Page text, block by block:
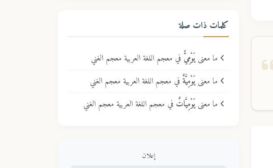
كلمات ذات صلة
ما معنىيَوْمِيٌّ في معجم اللغة العربية معجم الغني
ما معنىيَوْمِيَّةٌفي معجم اللغة العربية معجم الغني
ما معنىيَوْمِيَّاتٌ في معجم اللغة العربية معجم الغني
إعلان